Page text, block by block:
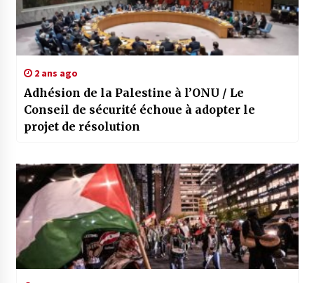
2 ans ago
Adhésion de la Palestine à l’ONU / Le
Conseil de sécurité échoue à adopter le
projet de résolution